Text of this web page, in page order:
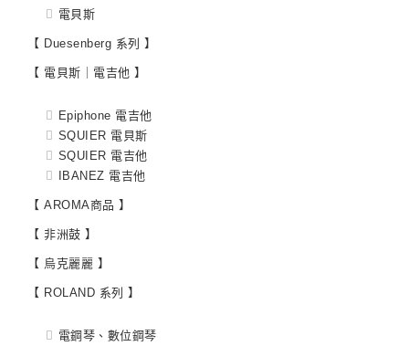
電貝斯
【 Duesenberg 系列 】
【 電貝斯｜電吉他 】
Epiphone 電吉他
SQUIER 電貝斯
SQUIER 電吉他
IBANEZ 電吉他
【 AROMA商品 】
【 非洲鼓 】
【 烏克麗麗 】
【 ROLAND 系列 】
電鋼琴、數位鋼琴